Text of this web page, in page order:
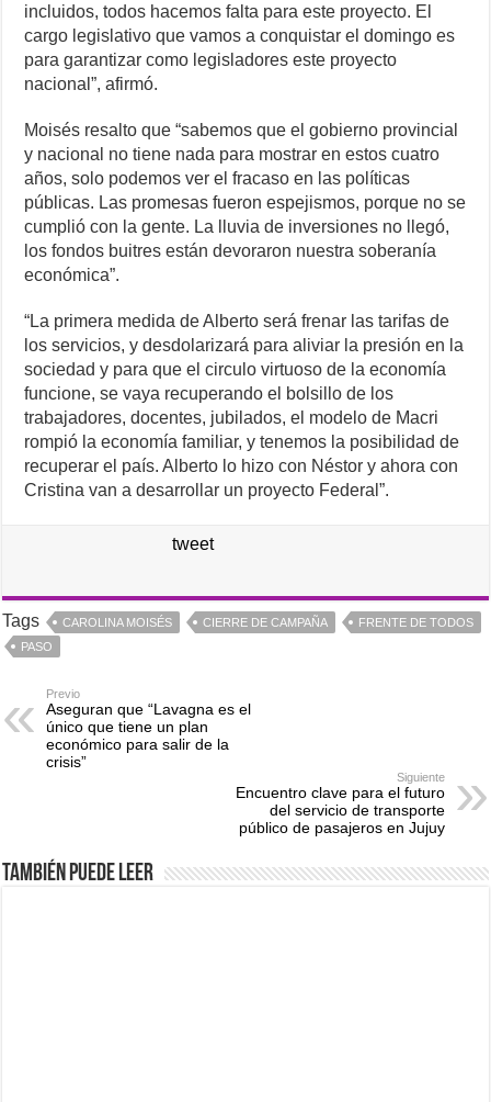
incluidos, todos hacemos falta para este proyecto. El
cargo legislativo que vamos a conquistar el domingo es
para garantizar como legisladores este proyecto
nacional”, afirmó.
Moisés resalto que “sabemos que el gobierno provincial
y nacional no tiene nada para mostrar en estos cuatro
años, solo podemos ver el fracaso en las políticas
públicas. Las promesas fueron espejismos, porque no se
cumplió con la gente. La lluvia de inversiones no llegó,
los fondos buitres están devoraron nuestra soberanía
económica”.
“La primera medida de Alberto será frenar las tarifas de
los servicios, y desdolarizará para aliviar la presión en la
sociedad y para que el circulo virtuoso de la economía
funcione, se vaya recuperando el bolsillo de los
trabajadores, docentes, jubilados, el modelo de Macri
rompió la economía familiar, y tenemos la posibilidad de
recuperar el país. Alberto lo hizo con Néstor y ahora con
Cristina van a desarrollar un proyecto Federal”.
tweet
Tags CAROLINA MOISÉS CIERRE DE CAMPAÑA
FRENTE DE TODOS
PASO
Previo
Aseguran que “Lavagna es el
único que tiene un plan
económico para salir de la
crisis”
Siguiente
Encuentro clave para el futuro
del servicio de transporte
público de pasajeros en Jujuy
También puede leer